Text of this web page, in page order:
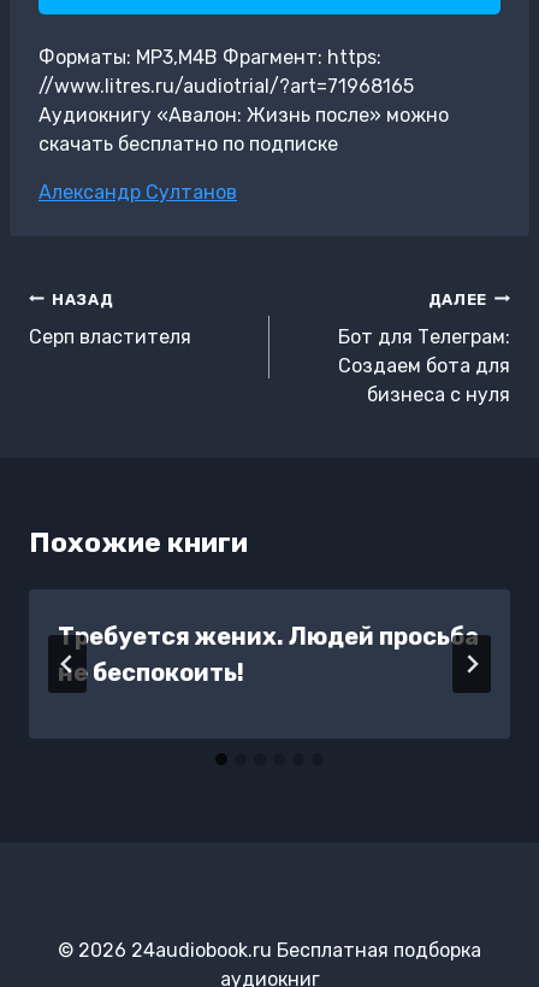
Форматы: MP3,M4B Фрагмент: https:
//www.litres.ru/audiotrial/?art=71968165
Аудиокнигу «Авалон: Жизнь после» можно
скачать бесплатно по подписке
Метки
Александр Султанов
Навигация
по
НАЗАД
Серп властителя
ДАЛЕЕ
Бот для Телеграм:
Создаем бота для
бизнеса с нуля
Похожие книги
Требуется жених. Людей просьба
не беспокоить!
© 2026 24audiobook.ru Бесплатная подборка
аудиокниг